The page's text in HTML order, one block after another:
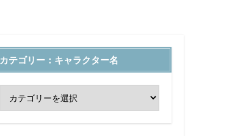
カテゴリー：キャラクター名